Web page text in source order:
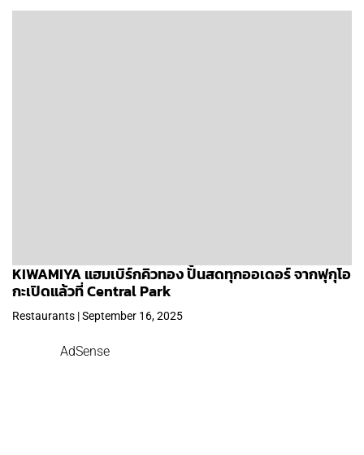
KIWAMIYA แฮมเบิร์กคิวทอง ปั้นสดทุกออเดอร์ จากฟุกุโอ
กะเปิดแล้วที่ Central Park
Restaurants | September 16, 2025
AdSense